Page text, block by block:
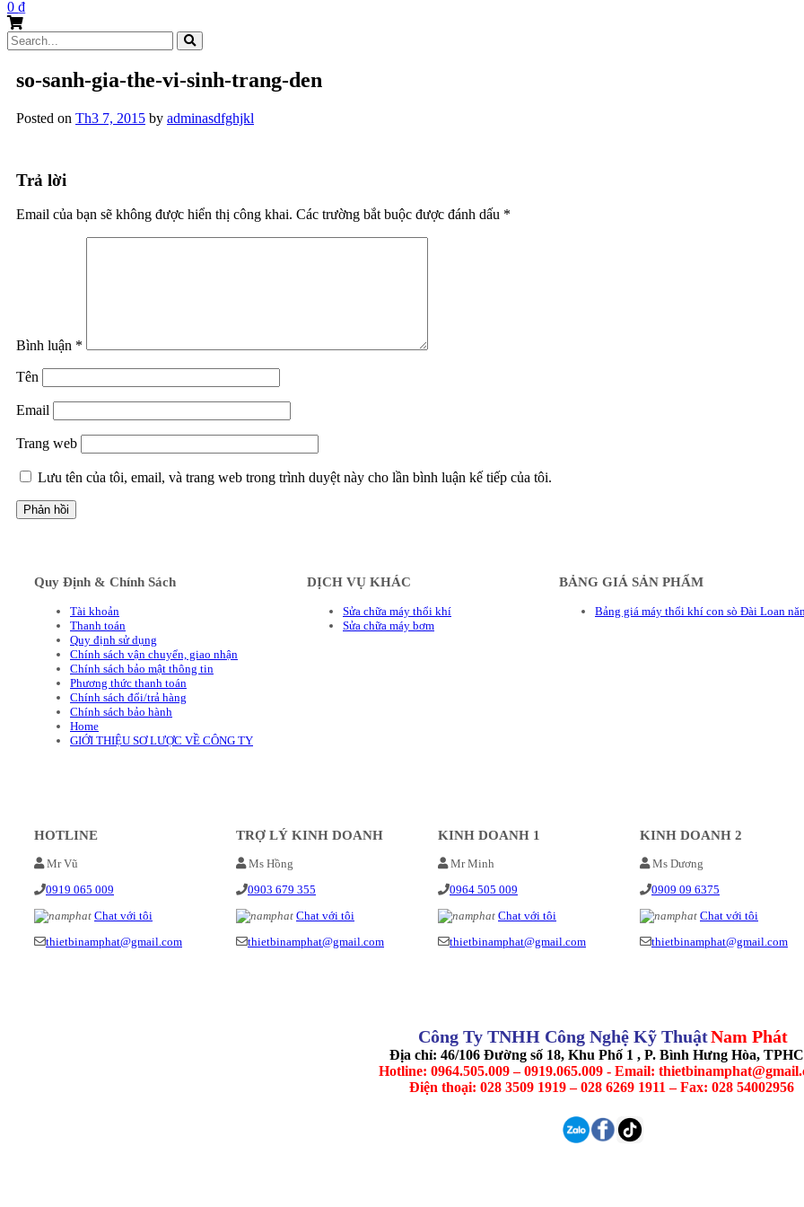
0 ₫
Search
for:
so-sanh-gia-the-vi-sinh-trang-den
Posted on Th3 7, 2015 by adminasdfghjkl
Trả lời
Email của bạn sẽ không được hiển thị công khai. Các trường bắt buộc được đánh dấu *
Bình luận *
Tên
Email
Trang web
Lưu tên của tôi, email, và trang web trong trình duyệt này cho lần bình luận kế tiếp của tôi.
Quy Định & Chính Sách
Tài khoản
Thanh toán
Quy định sử dụng
Chính sách vận chuyển, giao nhận
Chính sách bảo mật thông tin
Phương thức thanh toán
Chính sách đổi/trả hàng
Chính sách bảo hành
Home
GIỚI THIỆU SƠ LƯỢC VỀ CÔNG TY
DỊCH VỤ KHÁC
Sửa chữa máy thổi khí
Sửa chữa máy bơm
BẢNG GIÁ SẢN PHẨM
Bảng giá máy thổi khí con sò Đài Loan
HOTLINE
Mr Vũ
0919 065 009
Chat với tôi
thietbinamphat@gmail.com
TRỢ LÝ KINH DOANH
Ms Hồng
0903 679 355
Chat với tôi
thietbinamphat@gmail.com
KINH DOANH 1
Mr Minh
0964 505 009
Chat với tôi
thietbinamphat@gmail.com
KINH DOANH 2
Ms Dương
0909 09 6375
Chat với tôi
thietbinamphat@gmail.com
Công Ty TNHH Công Nghệ Kỹ ThuậtNam Phát
Địa chỉ: 46/106 Đường số 18, Khu Phố 1 , P. Bình Hưng Hòa,
Hotline: 0964.505.009 – 0919.065.009 - Email:
Điện thoại: 028 3509 1919 – 028 6269 1911 – Fax: 028 54002956